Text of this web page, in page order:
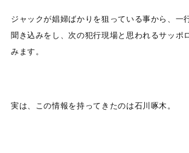
ジャックが娼婦ばかりを狙っている事から、一
聞き込みをし、次の犯行現場と思われるサッポ
みます。
実は、この情報を持ってきたのは石川啄木。